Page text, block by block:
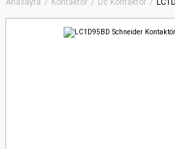
Anasayfa Kontaktör Dc Kontaktör